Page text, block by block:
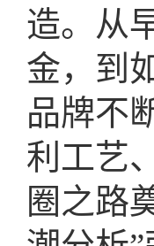
造。从
金，到
品牌不
利工艺
圈之路